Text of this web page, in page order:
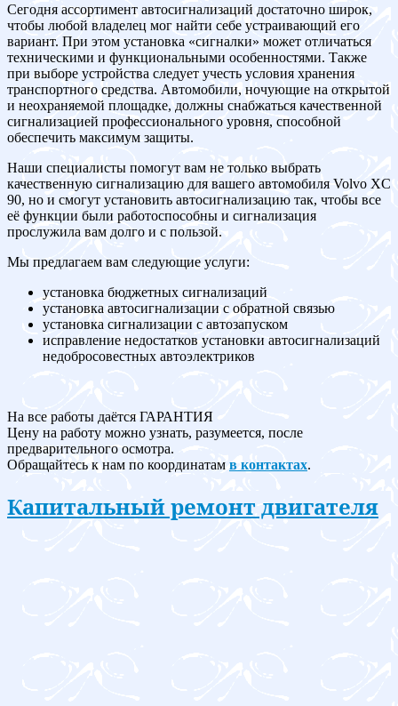
Сегодня ассортимент автосигнализаций достаточно широк,
чтобы любой владелец мог найти себе устраивающий его
вариант. При этом установка «сигналки» может отличаться
техническими и функциональными особенностями. Также
при выборе устройства следует учесть условия хранения
транспортного средства. Автомобили, ночующие на открытой
и неохраняемой площадке, должны снабжаться качественной
сигнализацией профессионального уровня, способной
обеспечить максимум защиты.
Наши специалисты помогут вам не только выбрать
качественную сигнализацию для вашего автомобиля Volvo XC
90, но и смогут установить автосигнализацию так, чтобы все
её функции были работоспособны и сигнализация
прослужила вам долго и с пользой.
Мы предлагаем вам следующие услуги:
установка бюджетных сигнализаций
установка автосигнализации с обратной связью
установка сигнализации с автозапуском
исправление недостатков установки автосигнализаций
недобросовестных автоэлектриков
На все работы даётся ГАРАНТИЯ
Цену на работу можно узнать, разумеется, после
предварительного осмотра.
Обращайтесь к нам по координатам в контактах.
Капитальный ремонт двигателя